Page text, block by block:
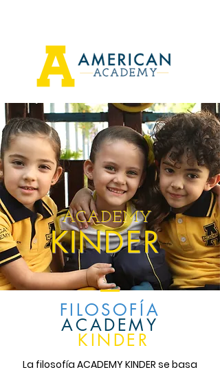
ACADEMY
KINDER
FILOSOFÍA
ACADEMY
KINDER
La filosofía ACADEMY KINDER se basa